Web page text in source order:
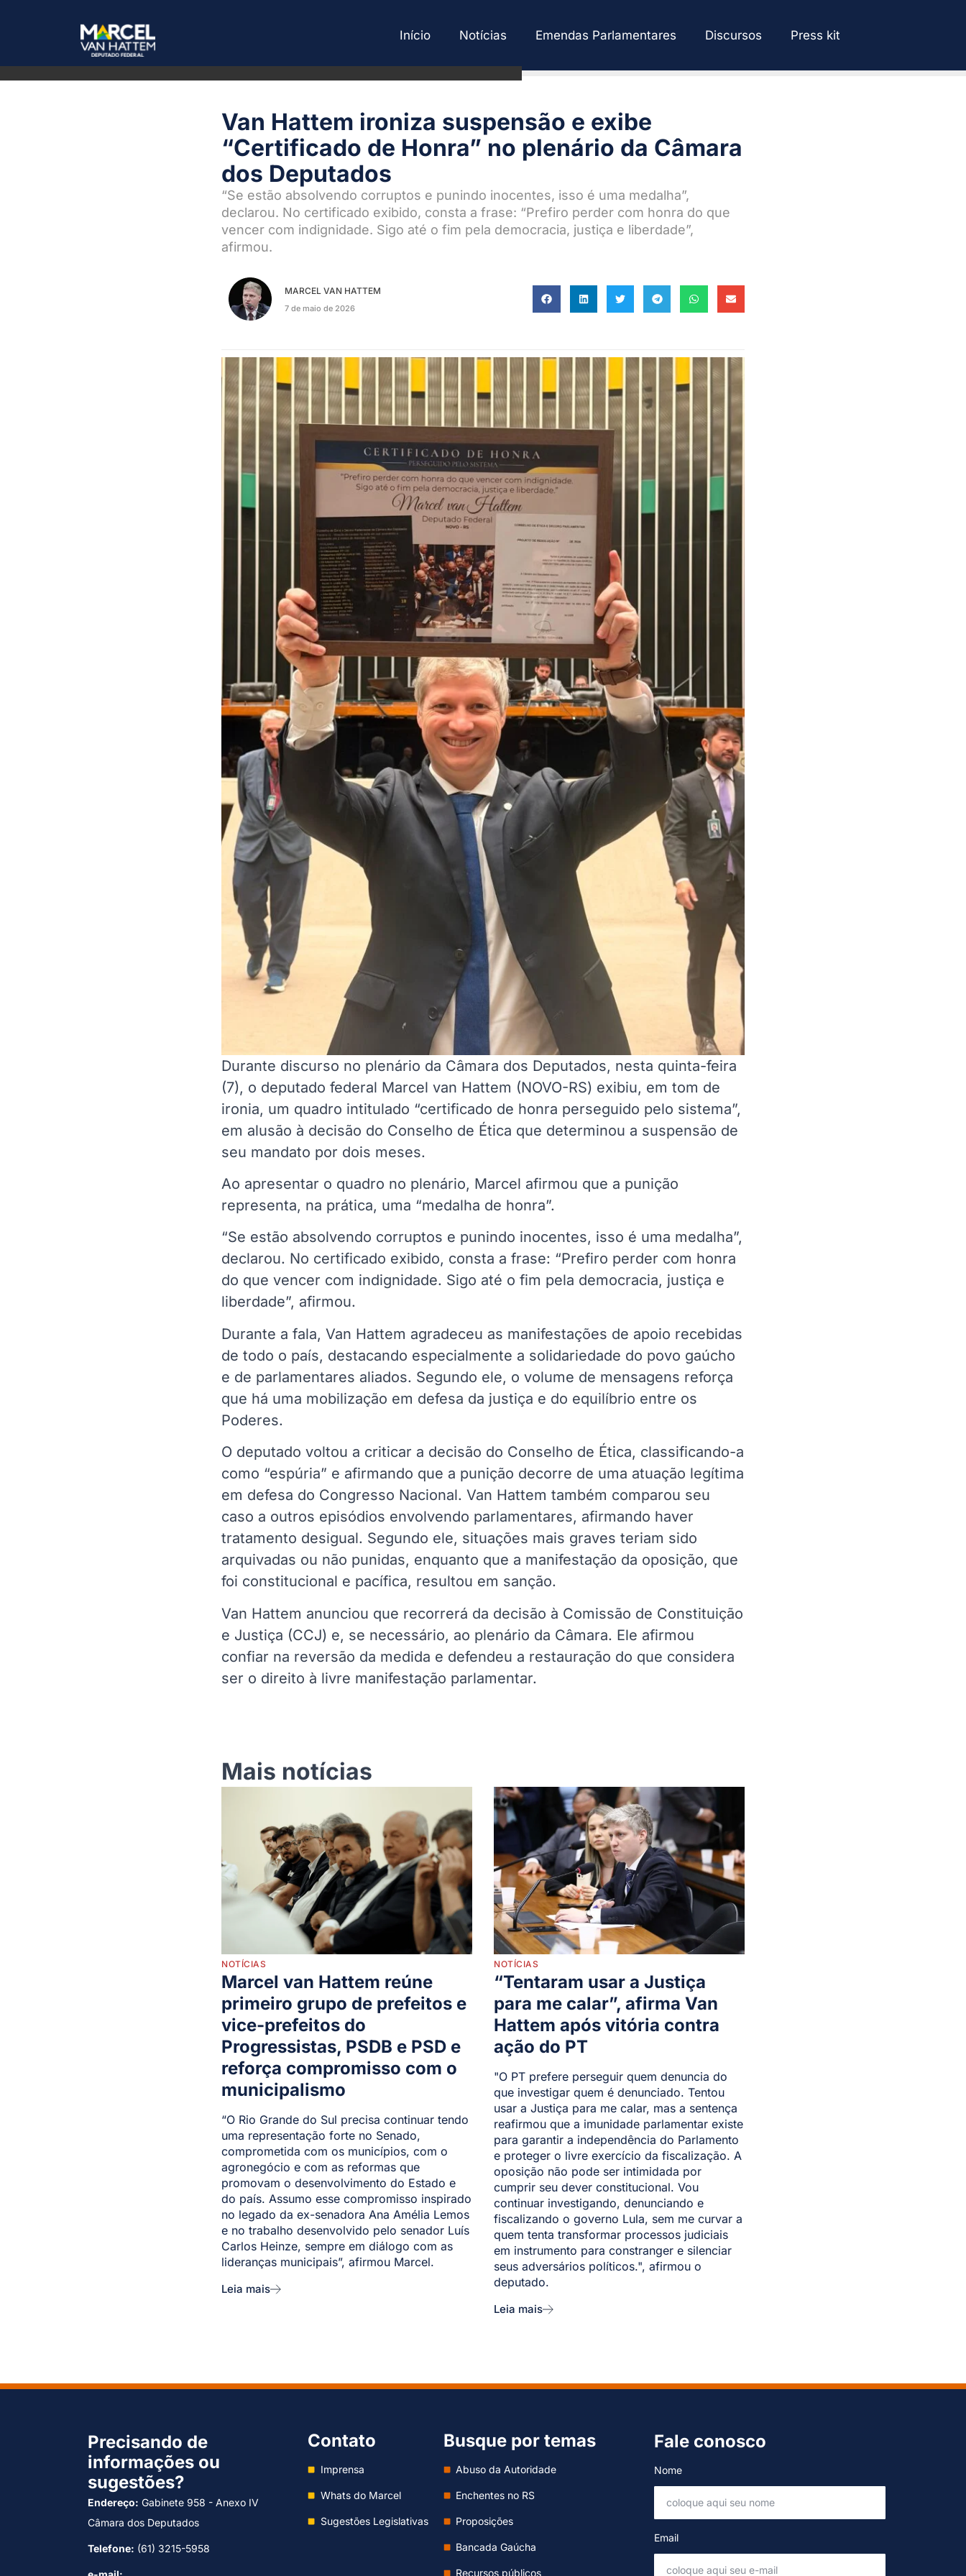
Início Notícias Emendas Parlamentares Discursos Press kit
Van Hattem ironiza suspensão e exibe
“Certificado de Honra” no plenário da Câmara
dos Deputados
“Se estão absolvendo corruptos e punindo inocentes, isso é uma medalha”,
declarou. No certificado exibido, consta a frase: “Prefiro perder com honra do que
vencer com indignidade. Sigo até o fim pela democracia, justiça e liberdade”,
afirmou.
MARCEL VAN HATTEM
7 de maio de 2026
Durante discurso no plenário da Câmara dos Deputados, nesta quinta-feira
(7), o deputado federal Marcel van Hattem (NOVO-RS) exibiu, em tom de
ironia, um quadro intitulado “certificado de honra perseguido pelo sistema”,
em alusão à decisão do Conselho de Ética que determinou a suspensão de
seu mandato por dois meses.
Ao apresentar o quadro no plenário, Marcel afirmou que a punição
representa, na prática, uma “medalha de honra”.
“Se estão absolvendo corruptos e punindo inocentes, isso é uma medalha”,
declarou. No certificado exibido, consta a frase: “Prefiro perder com honra
do que vencer com indignidade. Sigo até o fim pela democracia, justiça e
liberdade”, afirmou.
Durante a fala, Van Hattem agradeceu as manifestações de apoio recebidas
de todo o país, destacando especialmente a solidariedade do povo gaúcho
e de parlamentares aliados. Segundo ele, o volume de mensagens reforça
que há uma mobilização em defesa da justiça e do equilíbrio entre os
Poderes.
O deputado voltou a criticar a decisão do Conselho de Ética, classificando-a
como “espúria” e afirmando que a punição decorre de uma atuação legítima
em defesa do Congresso Nacional. Van Hattem também comparou seu
caso a outros episódios envolvendo parlamentares, afirmando haver
tratamento desigual. Segundo ele, situações mais graves teriam sido
arquivadas ou não punidas, enquanto que a manifestação da oposição, que
foi constitucional e pacífica, resultou em sanção.
Van Hattem anunciou que recorrerá da decisão à Comissão de Constituição
e Justiça (CCJ) e, se necessário, ao plenário da Câmara. Ele afirmou
confiar na reversão da medida e defendeu a restauração do que considera
ser o direito à livre manifestação parlamentar.
Mais notícias
NOTÍCIAS
Marcel van Hattem reúne
primeiro grupo de prefeitos e
vice-prefeitos do
Progressistas, PSDB e PSD e
reforça compromisso com o
municipalismo
“O Rio Grande do Sul precisa continuar tendo
uma representação forte no Senado,
comprometida com os municípios, com o
agronegócio e com as reformas que
promovam o desenvolvimento do Estado e
do país. Assumo esse compromisso inspirado
no legado da ex-senadora Ana Amélia Lemos
e no trabalho desenvolvido pelo senador Luís
Carlos Heinze, sempre em diálogo com as
lideranças municipais”, afirmou Marcel.
Leia mais
NOTÍCIAS
“Tentaram usar a Justiça
para me calar”, afirma Van
Hattem após vitória contra
ação do PT
"O PT prefere perseguir quem denuncia do
que investigar quem é denunciado. Tentou
usar a Justiça para me calar, mas a sentença
reafirmou que a imunidade parlamentar existe
para garantir a independência do Parlamento
e proteger o livre exercício da fiscalização. A
oposição não pode ser intimidada por
cumprir seu dever constitucional. Vou
continuar investigando, denunciando e
fiscalizando o governo Lula, sem me curvar a
quem tenta transformar processos judiciais
em instrumento para constranger e silenciar
seus adversários políticos.", afirmou o
deputado.
Leia mais
Precisando de
informações ou
sugestões?
Endereço: Gabinete 958 - Anexo IV
Câmara dos Deputados
Telefone: (61) 3215-5958
Contato
Imprensa
Whats do Marcel
Sugestões Legislativas
Busque por temas
Abuso da Autoridade
Enchentes no RS
Proposições
Bancada Gaúcha
Recursos públicos
Fale conosco
Nome
Email